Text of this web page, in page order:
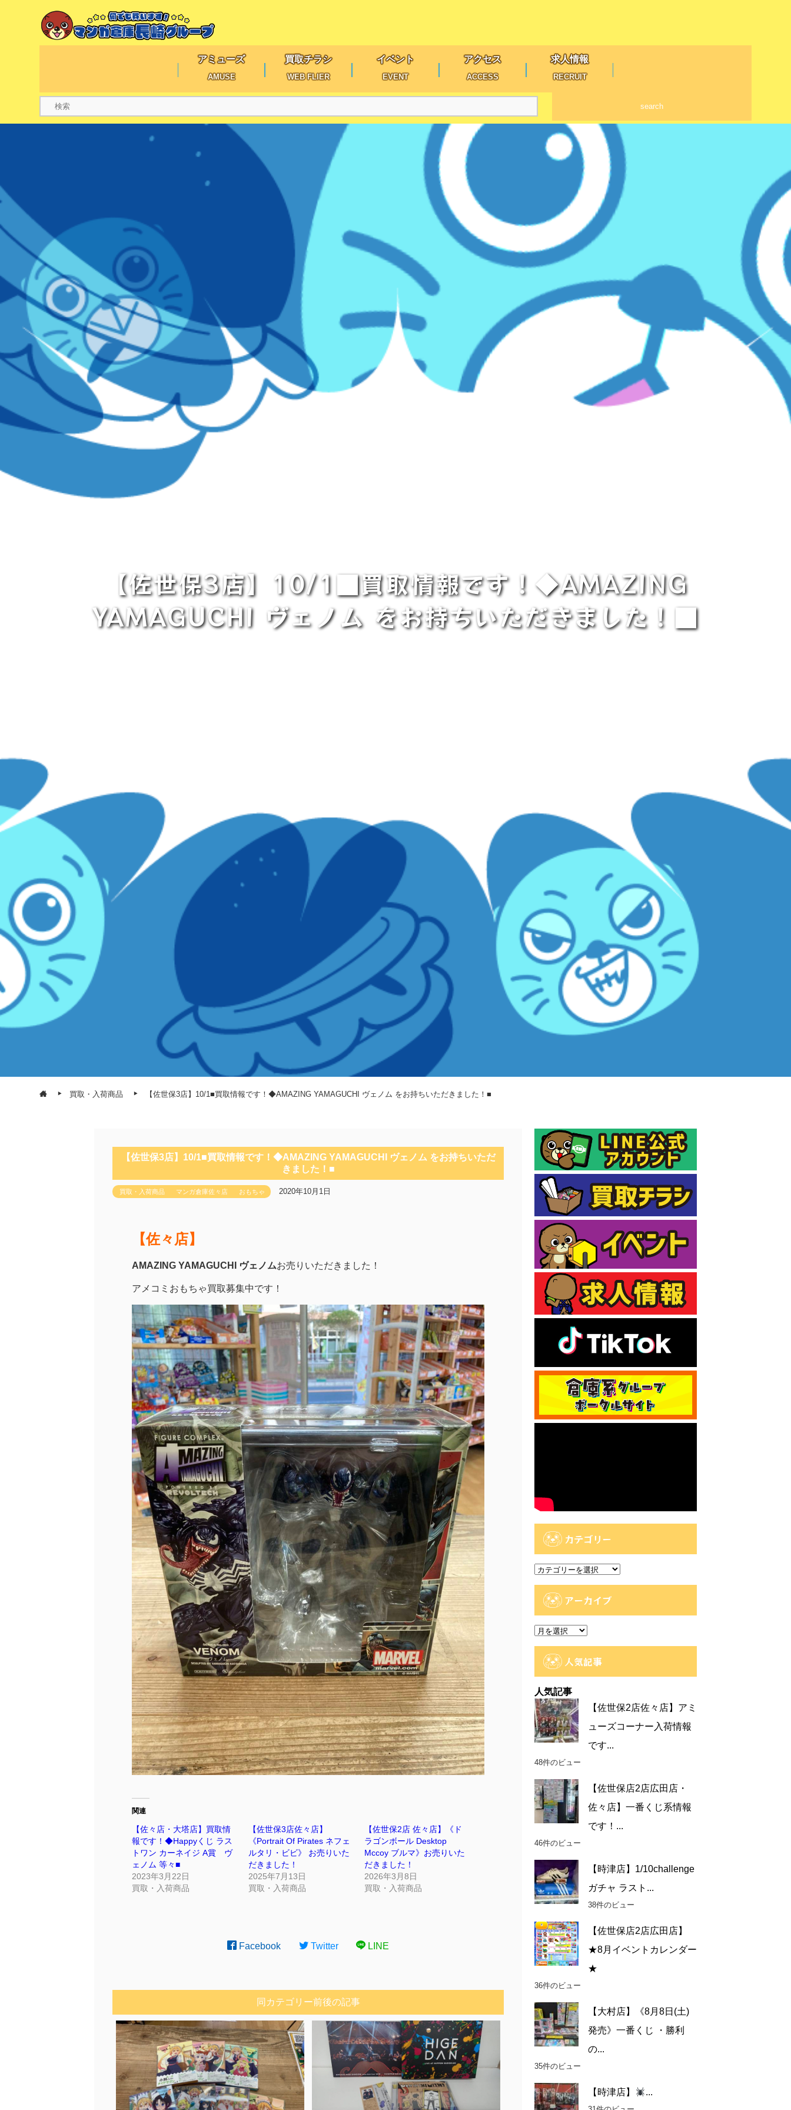
アミューズ
AMUSE
買取チラシ
WEB FLIER
イベント
EVENT
アクセス
ACCESS
求人情報
RECRUIT
search
【佐世保3店】10/1■買取情報です！◆AMAZING
YAMAGUCHI ヴェノム をお持ちいただきました！■
買取・入荷商品 【佐世保3店】10/1■買取情報です！◆AMAZING YAMAGUCHI ヴェノム をお持ちいただきました！■
【佐世保3店】10/1■買取情報です！◆AMAZING YAMAGUCHI ヴェノム をお持ちいただ
きました！■
買取・入荷商品 マンガ倉庫佐々店 おもちゃ 2020年10月1日
【佐々店】
AMAZING YAMAGUCHI ヴェノムお売りいただきました！
アメコミおもちゃ買取募集中です！
関連
【佐々店・大塔店】買取情
報です！◆Happyくじ ラス
トワン カーネイジ A賞 ヴ
ェノム 等々■
2023年3月22日
買取・入荷商品
【佐世保3店佐々店】
《Portrait Of Pirates ネフェ
ルタリ・ビビ》 お売りいた
だきました！
2025年7月13日
買取・入荷商品
【佐世保2店 佐々店】《ド
ラゴンボール Desktop
Mccoy ブルマ》お売りいた
だきました！
2026年3月8日
買取・入荷商品
Facebook Twitter LINE
同カテゴリー前後の記事
カテゴリー
カ
アーカイブ
ア
人気記事
人気記事
【佐世保2店佐々店】アミ
ューズコーナー入荷情報
です...
48件のビュー
【佐世保店2店広田店・
佐々店】一番くじ系情報
です！...
46件のビュー
【時津店】1/10challenge
ガチャ ラスト...
38件のビュー
【佐世保店2店広田店】
★8月イベントカレンダー
★
36件のビュー
【大村店】《8月8日(土)
発売》一番くじ ・勝利
の...
35件のビュー
【時津店】 ...